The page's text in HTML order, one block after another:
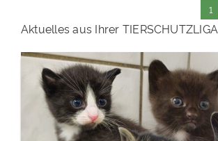
1
Aktuelles aus Ihrer TIERSCHUTZLIGA